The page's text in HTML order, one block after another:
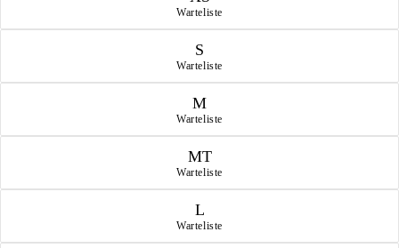
Warteliste
S
Warteliste
M
Warteliste
MT
Warteliste
L
Warteliste